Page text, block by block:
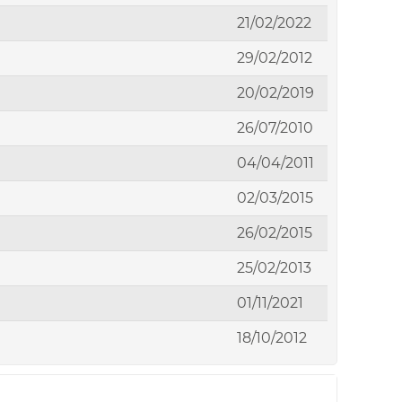
21/02/2022
29/02/2012
20/02/2019
26/07/2010
04/04/2011
02/03/2015
26/02/2015
25/02/2013
01/11/2021
18/10/2012